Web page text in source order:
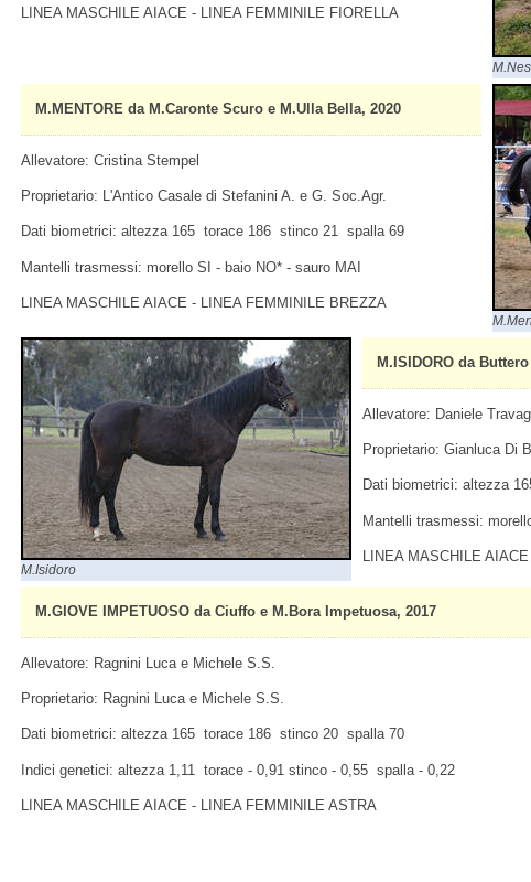
LINEA MASCHILE AIACE - LINEA FEMMINILE FIORELLA
M.MENTORE da M.Caronte Scuro e M.Ulla Bella, 2020
Allevatore: Cristina Stempel
Proprietario: L'Antico Casale di Stefanini A. e G. Soc.Agr.
Dati biometrici: altezza 165 torace 186 stinco 21 spalla 69
Mantelli trasmessi: morello SI - baio NO* - sauro MAI
LINEA MASCHILE AIACE - LINEA FEMMINILE BREZZA
M.Isidoro
M.ISIDORO da
Allevatore: Daniele
Proprietario: Gianluca Di
Dati biometrici: altezza
Mantelli trasmessi:
LINEA MASCHILE
M.GIOVE IMPETUOSO da Ciuffo e M.Bora Impetuosa, 2017
Allevatore: Ragnini Luca e Michele S.S.
Proprietario: Ragnini Luca e Michele S.S.
Dati biometrici: altezza 165 torace 186 stinco 20 spalla 70
Indici genetici: altezza 1,11 torace - 0,91 stinco - 0,55 spalla - 0,22
LINEA MASCHILE AIACE - LINEA FEMMINILE ASTRA